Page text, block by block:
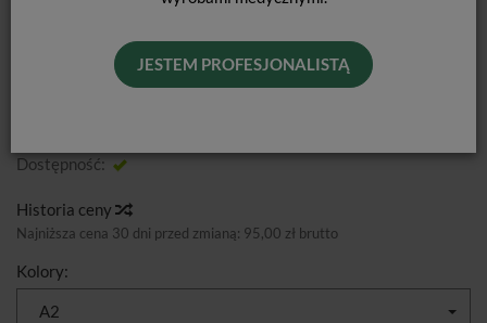
JESTEM PROFESJONALISTĄ
Dostępność:
Historia ceny
Najniższa cena 30 dni przed zmianą: 95,00 zł brutto
Kolory:
A2